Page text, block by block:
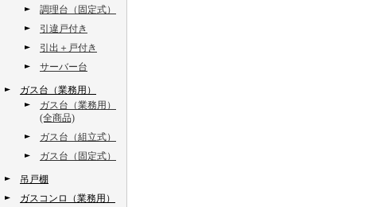
調理台（固定式）
引違戸付き
引出＋戸付き
サーバー台
ガス台（業務用）
ガス台（業務用）
(全商品)
ガス台（組立式）
ガス台（固定式）
吊戸棚
ガスコンロ（業務用）